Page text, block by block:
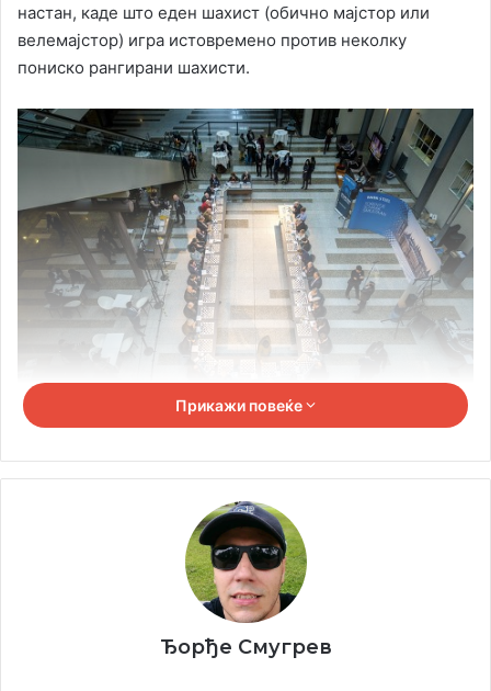
настан, каде што еден шахист (обично мајстор или
велемајстор) игра истовремено против неколку
пониско рангирани шахисти.
Еден шахист игра против повеќе шахисти така што
се движи од табла до табла правејќи потег секој
пат. Обично се игра на 20-30 табли.
2. Еден шахист игра против повеќе шахисти на повеќе
табли, при што поразените шахисти гу уступаат
местото на новите шахисти.
Прикажи повеќе
Ђорђе Смугрев